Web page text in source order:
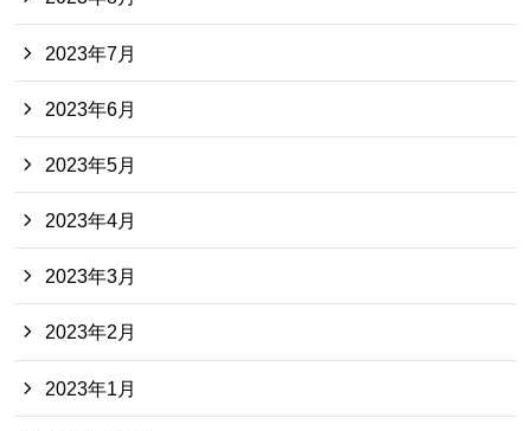
2023年7月
2023年6月
2023年5月
2023年4月
2023年3月
2023年2月
2023年1月